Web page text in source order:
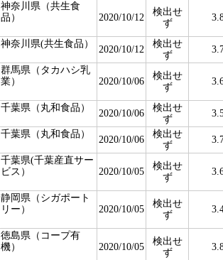
神奈川県（共生食
品）
2020/10/12
検出せ
ず
神奈川県(共生食品）
2020/10/12
検出せ
ず
群馬県（タカハシ乳
業）
2020/10/06
検出せ
ず
千葉県（丸和食品）
2020/10/06
検出せ
ず
千葉県（丸和食品）
2020/10/06
検出せ
ず
千葉県(千葉産直サー
ビス）
2020/10/05
検出せ
ず
静岡県（シガポート
リー）
2020/10/05
検出せ
ず
徳島県（コープ有
機）
2020/10/05
検出せ
ず